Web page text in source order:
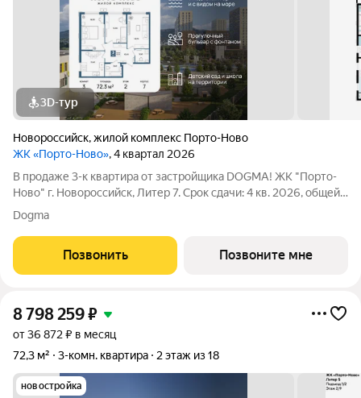
3D-тур
Новороссийск,жилой комплекс Порто-Ново
ЖК «Порто-Ново», 4 квартал 2026
В продаже 3-к квартира от застройщика DOGMA! ЖК "Порто-
Ново" г. Новороссийск, Литер 7. Срок сдачи: 4 кв. 2026, общей
площадью 72.3 кв.м., на 2 этаже. ЖК "Порто-Ново" новый порт
для комфортной жизни. Место, где шум Чёрного моря
становится саундтреком
Dogma
Позвонить Позвоните мне
8 798 259₽
от 36 872 ₽ в месяц
72,3 м²
3-комн. квартира 2 этаж из 18
новостройка